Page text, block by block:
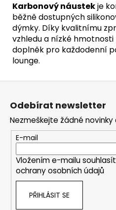
Karbonový náustekje
běžně dostupných
dýmky. Díky kvalitnímu
vzhledu a nízké
doplněk pro každodenní
lounge.
Odebírat newsletter
Nezmeškejte žádné novinky
E-mail
Vložením e-mailu
ochrany osobních údajů
PŘIHLÁSIT SE